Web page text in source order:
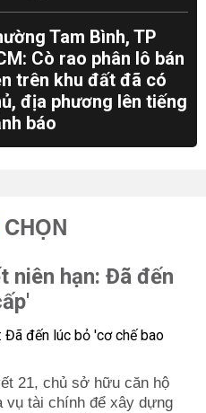
Tam Bình, TP
Cò rao phân lô bán
trên khu đất đã có
địa phương lên tiếng
báo
CHỌN
niên hạn: Đã đến
21, chủ sở hữu căn hộ
tài chính để xây dựng